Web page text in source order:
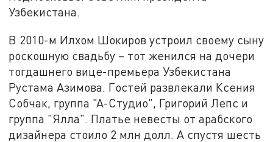
Узбекистана.
В 2010-м Илхом Шокиров устроил своему сыну
роскошную свадьбу – тот женился на дочери
тогдашнего вице-премьера Узбекистана
Рустама Азимова. Гостей развлекали Ксения
Собчак, группа "А-Студио", Григорий Лепс и
группа "Ялла". Платье невесты от арабского
дизайнера стоило 2 млн долл. А спустя шесть